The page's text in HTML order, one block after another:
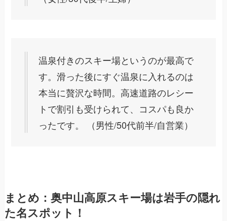
温泉付きのスキー場というのが最高で
す。滑った後にすぐ温泉に入れるのは
本当に贅沢な時間。高速道路のレシー
トで割引も受けられて、コスパも良か
ったです。 （男性/50代前半/自営業）
まとめ：奥中山高原スキー場は岩手の隠れ
た名スポット！